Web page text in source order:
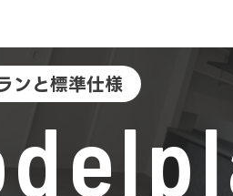
ンと標準仕様